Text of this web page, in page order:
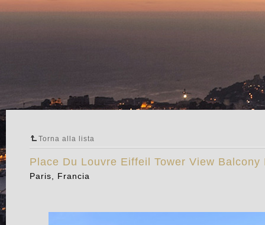
Torna alla lista
Place Du Louvre Eiffeil Tower View Balcony
Paris, Francia